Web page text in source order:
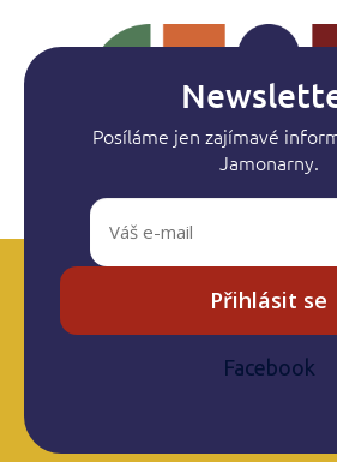
Posíláme jen zajímavé
Jamonarny.
Přihlásit se
Facebook